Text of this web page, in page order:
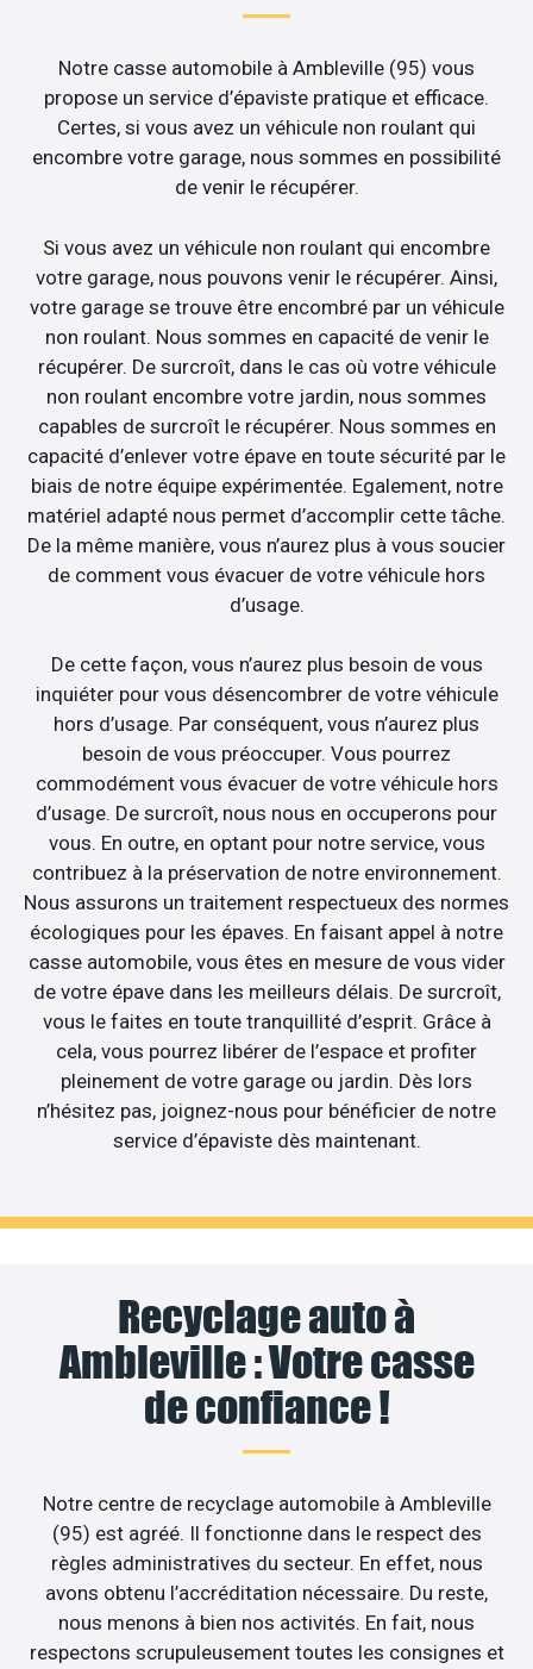
Notre casse automobile à Ambleville (95) vous
propose un service d’épaviste pratique et efficace.
Certes, si vous avez un véhicule non roulant qui
encombre votre garage, nous sommes en possibilité
de venir le récupérer.
Si vous avez un véhicule non roulant qui encombre
votre garage, nous pouvons venir le récupérer. Ainsi,
votre garage se trouve être encombré par un véhicule
non roulant. Nous sommes en capacité de venir le
récupérer. De surcroît, dans le cas où votre véhicule
non roulant encombre votre jardin, nous sommes
capables de surcroît le récupérer. Nous sommes en
capacité d’enlever votre épave en toute sécurité par le
biais de notre équipe expérimentée. Egalement, notre
matériel adapté nous permet d’accomplir cette tâche.
De la même manière, vous n’aurez plus à vous soucier
de comment vous évacuer de votre véhicule hors
d’usage.
De cette façon, vous n’aurez plus besoin de vous
inquiéter pour vous désencombrer de votre véhicule
hors d’usage. Par conséquent, vous n’aurez plus
besoin de vous préoccuper. Vous pourrez
commodément vous évacuer de votre véhicule hors
d’usage. De surcroît, nous nous en occuperons pour
vous. En outre, en optant pour notre service, vous
contribuez à la préservation de notre environnement.
Nous assurons un traitement respectueux des normes
écologiques pour les épaves. En faisant appel à notre
casse automobile, vous êtes en mesure de vous vider
de votre épave dans les meilleurs délais. De surcroît,
vous le faites en toute tranquillité d’esprit. Grâce à
cela, vous pourrez libérer de l’espace et profiter
pleinement de votre garage ou jardin. Dès lors
n’hésitez pas, joignez-nous pour bénéficier de notre
service d’épaviste dès maintenant.
Recyclage auto à
Ambleville : Votre casse
de confiance !
Notre centre de recyclage automobile à Ambleville
(95) est agréé. Il fonctionne dans le respect des
règles administratives du secteur. En effet, nous
avons obtenu l’accréditation nécessaire. Du reste,
nous menons à bien nos activités. En fait, nous
respectons scrupuleusement toutes les consignes et